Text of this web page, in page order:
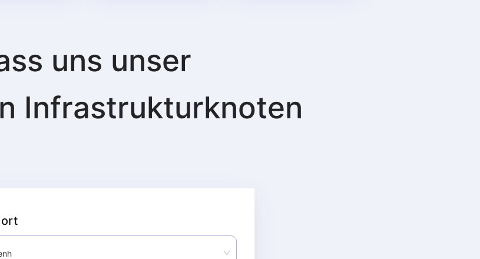
uns unser
Infrastrukturknoten